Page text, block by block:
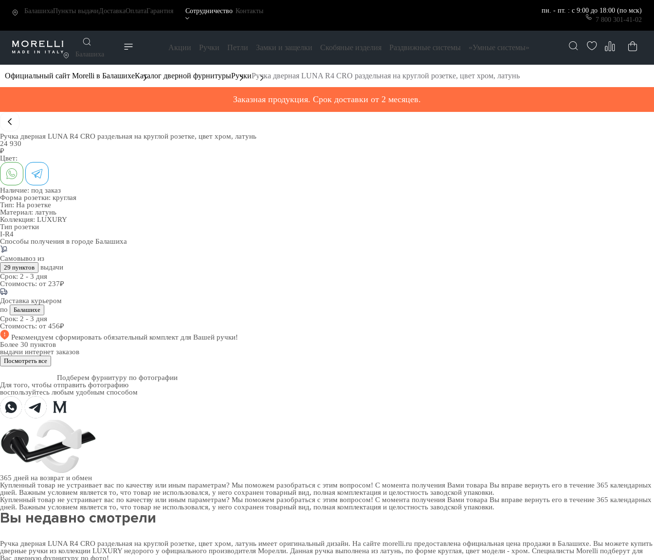
БалашихаПункты выдачиДоставкаОплатаГарантия Сотрудничество Контакты
пн. - пт. : с 9:00 до 18:00 (по мск)
7 800 301-41-02
Балашиха
Акции Ручки Петли Замки и защелки Скобяные изделия Раздвижные системы «Умные системы»
Официальный сайт Morelli в БалашихеКаталог дверной фурнитурыРучкиРучка дверная LUNA R4 CRO раздельная на круглой розетке, цвет хром, латунь
Заказная продукция. Срок доставки от 2 месяцев.
Ручка дверная LUNA R4 CRO раздельная на круглой розетке, цвет хром, латунь
24 930
₽
Цвет:
Наличие: под заказ
Форма розетки: круглая
Тип: На розетке
Материал: латунь
Коллекция: LUXURY
Тип розетки
I-R4
Способы получения в городе Балашиха
Самовывоз из
29 пунктов
выдачи
Срок: 2 - 3 дня
Стоимость: от 237₽
Доставка курьером
по
Балашихе
Срок: 2 - 3 дня
Стоимость: от 456₽
Рекомендуем сформировать обязательный комплект для Вашей ручки!
Более 30 пунктов
выдачи интернет заказов
Посмотреть все
Подберем фурнитуру по фотографии
Для того, чтобы отправить фотографию
воспользуйтесь любым удобным способом
365 дней на возврат и обмен
Купленный товар не устраивает вас по качеству или иным параметрам? Мы поможем разобраться с этим вопросом! С момента получения Вами товара Вы вправе вернуть его в течение 365 календарных
дней. Важным условием является то, что товар не использовался, у него сохранен товарный вид, полная комплектация и целостность заводской упаковки.
Купленный товар не устраивает вас по качеству или иным параметрам? Мы поможем разобраться с этим вопросом! С момента получения Вами товара Вы вправе вернуть его в течение 365 календарных
дней. Важным условием является то, что товар не использовался, у него сохранен товарный вид, полная комплектация и целостность заводской упаковки.
Вы недавно смотрели
Ручка дверная LUNA R4 CRO раздельная на круглой розетке, цвет хром, латунь имеет оригинальный дизайн. На сайте morelli.ru предоставлена официальная цена продажи в Балашихе. Вы можете купить
дверные ручки из коллекции LUXURY недорого у официального производителя Морелли. Данная ручка выполнена из латунь, по форме круглая, цвет модели - хром. Специалисты Morelli подберут для
Вас дверную фурнитуру по фото!